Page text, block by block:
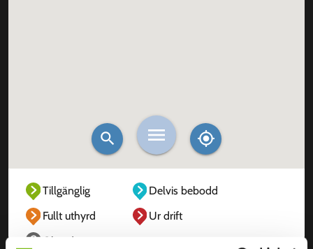
Tillgänglig
Delvis bebodd
Fullt uthyrd
Ur drift
Okänd